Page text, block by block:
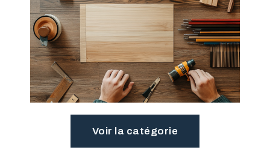
Voir la catégorie